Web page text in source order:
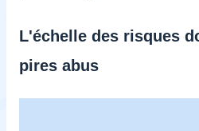
L'échelle des risques
pires abus